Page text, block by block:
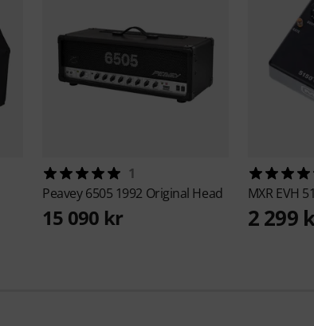
1
Peavey6505 1992 Original Head
15 090 kr
MXR EVH
2 299